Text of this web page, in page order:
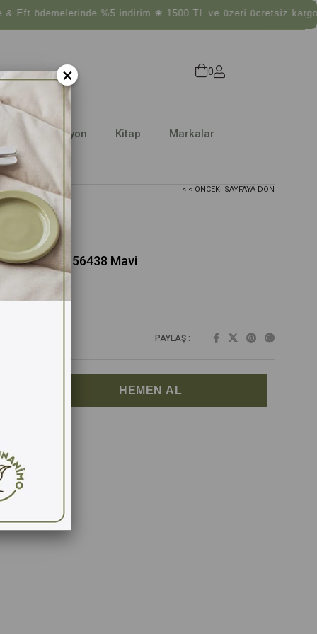
%5 indirim ❀ 1500 TL ve üzeri ücretsiz kargo! ❀
0
Dekorasyon Kitap Markalar
< < ÖNCEKI SAYFAYA DÖN
720ml 2156438 Mavi
PAYLAŞ :
×